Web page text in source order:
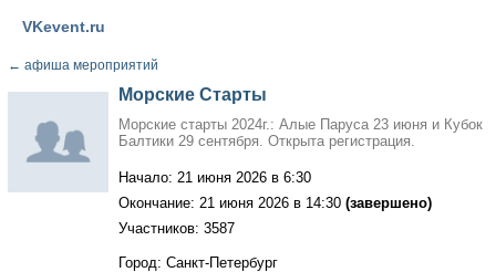
VKevent.ru
← афиша мероприятий
Морские Старты
Морские старты 2024г.: Алые Паруса 23 июня и Кубок
Балтики 29 сентября. Открыта регистрация.
Начало: 21 июня 2026 в 6:30
Окончание: 21 июня 2026 в 14:30 (завершено)
Участников: 3587
Город: Санкт-Петербург